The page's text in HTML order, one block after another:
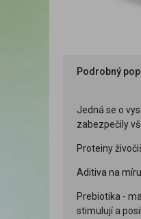
Podrobný
Jedná se o
zabezpečily
Proteiny
Aditiva na
Prebiotika -
stimulují a